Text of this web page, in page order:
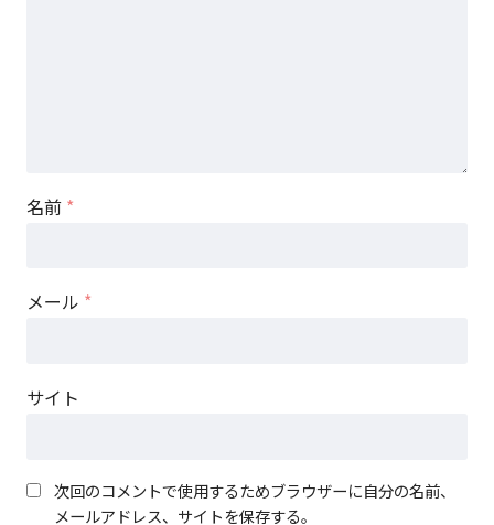
名前 *
メール *
サイト
次回のコメントで使用するためブラウザーに自分の名前、
メールアドレス、サイトを保存する。